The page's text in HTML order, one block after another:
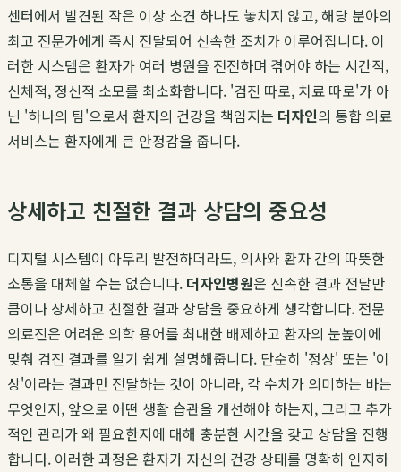
센터에서 발견된 작은 이상 소견 하나도 놓치지 않고, 해당 분야의
최고 전문가에게 즉시 전달되어 신속한 조치가 이루어집니다. 이
러한 시스템은 환자가 여러 병원을 전전하며 겪어야 하는 시간적,
신체적, 정신적 소모를 최소화합니다. '검진 따로, 치료 따로'가 아
닌 '하나의 팀'으로서 환자의 건강을 책임지는 더자인의 통합 의료
서비스는 환자에게 큰 안정감을 줍니다.
상세하고 친절한 결과 상담의 중요성
디지털 시스템이 아무리 발전하더라도, 의사와 환자 간의 따뜻한
소통을 대체할 수는 없습니다. 더자인병원은 신속한 결과 전달만
큼이나 상세하고 친절한 결과 상담을 중요하게 생각합니다. 전문
의료진은 어려운 의학 용어를 최대한 배제하고 환자의 눈높이에
맞춰 검진 결과를 알기 쉽게 설명해줍니다. 단순히 '정상' 또는 '이
상'이라는 결과만 전달하는 것이 아니라, 각 수치가 의미하는 바는
무엇인지, 앞으로 어떤 생활 습관을 개선해야 하는지, 그리고 추가
적인 관리가 왜 필요한지에 대해 충분한 시간을 갖고 상담을 진행
합니다. 이러한 과정은 환자가 자신의 건강 상태를 명확히 인지하